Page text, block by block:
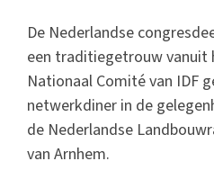
De Nederlandse
een traditiegetrouw vanuit
Nationaal Comité van IDF
netwerkdiner in de
de Nederlandse
van Arnhem.